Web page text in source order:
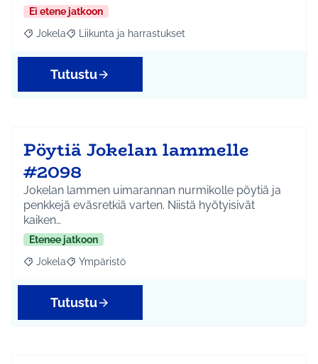
Ei etene jatkoon
Rajaa tulokset aihepiirin mukaan: Jokela
Jokela Rajaa tulokset teeman mukaan: Liikunta ja
Liikunta ja harrastukset
Tutustu
Pöytiä Jokelan lammelle
#2098
Jokelan lammen uimarannan nurmikolle pöytiä ja
penkkejä eväsretkiä varten. Niistä hyötyisivät
kaiken…
Etenee jatkoon
Rajaa tulokset aihepiirin mukaan: Jokela
Jokela Rajaa tulokset teeman mukaan: Ympäristö
Ympäristö
Tutustu